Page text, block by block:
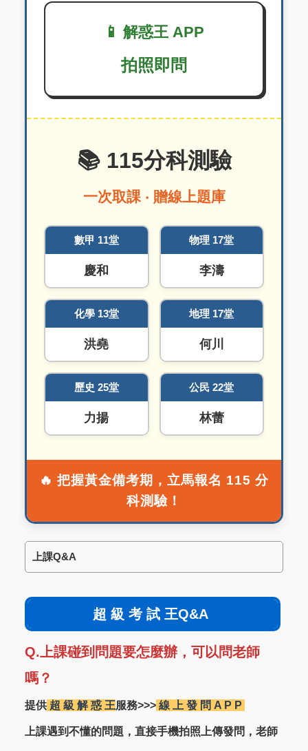
📱 解惑王 APP
拍照即問
📚 115分科測驗
一次取課 ‧ 贈線上題庫
數甲 11堂
慶和
物理 17堂
李濤
化學 13堂
洪堯
地理 17堂
何川
歷史 25堂
力揚
公民 22堂
林蕾
🔥 把握黃金備考期，立馬報名 115 分
科測驗！
上課Q&A
超 級 考 試 王Q&A
Q.上課碰到問題要怎麼辦，可以問老師
嗎？
提供超 級 解 惑 王服務>>>線 上 發 問 A P P
上課遇到不懂的問題，直接手機拍照上傳發問，老師